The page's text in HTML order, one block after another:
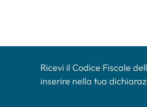
Ricevi il Codice Fiscale
inserire nella tua